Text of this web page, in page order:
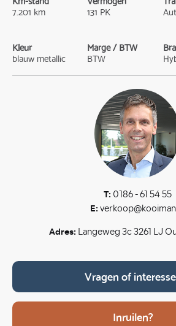
7.201 km 131 PK
Kleur
blauw metallic
Marge / BTW
BTW
T: 0186 - 61 54 55
E:
Adres: Langeweg 3c 3261 LJ
Vragen of
Inruilen?